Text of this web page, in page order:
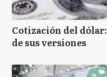
Cotización del
de sus versiones